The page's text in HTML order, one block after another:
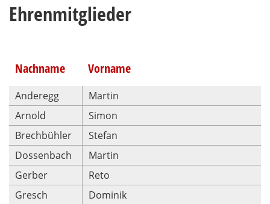
Ehrenmitglieder
Nachname Vorname
Anderegg
Martin
Arnold
Simon
Brechbühler
Stefan
Dossenbach
Martin
Gerber
Reto
Gresch
Dominik